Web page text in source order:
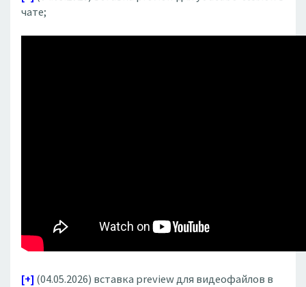
чате;
[+] (04.05.2026) вставка preview для видеофайлов в